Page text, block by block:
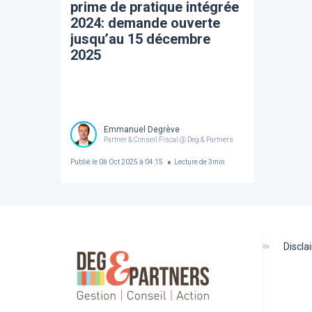
prime de pratique intégrée
2024: demande ouverte
jusqu’au 15 décembre
2025
Emmanuel Degrève
Partner & Conseil Fiscal @ Deg & Partners
Publié le08 Oct 2025 à 04:15 Lecture de3min